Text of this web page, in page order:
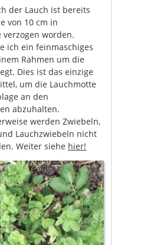
der Lauch ist bereits
von 10 cm in
verzogen worden.
ich ein feinmaschiges
Rahmen um die
Dies ist das einzige
um die Lauchmotte
an den
abzuhalten.
werden Zwiebeln,
Lauchzwiebeln nicht
Weiter siehe hier!